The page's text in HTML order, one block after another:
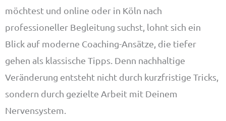
möchtest und online oder in Köln nach
professioneller Begleitung suchst, lohnt sich ein
Blick auf moderne Coaching-Ansätze, die tiefer
gehen als klassische Tipps. Denn nachhaltige
Veränderung entsteht nicht durch kurzfristige Tricks,
sondern durch gezielte Arbeit mit Deinem
Nervensystem.